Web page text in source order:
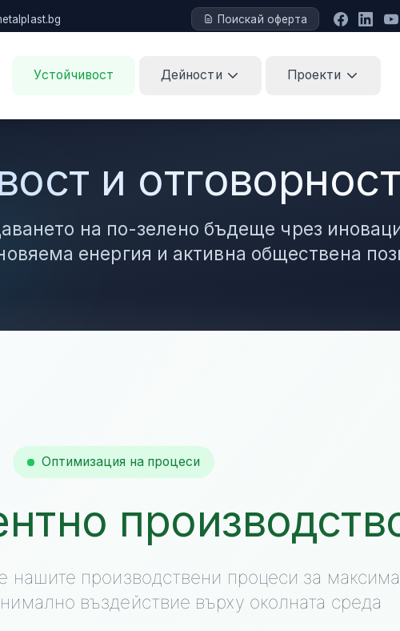
Поискай оферта
Устойчивост Дейности Проекти
и отговорност
на по-зелено бъдеще чрез
енергия и активна обществена
Оптимизация на процеси
нашите производствени процеси за
въздействие върху околната среда